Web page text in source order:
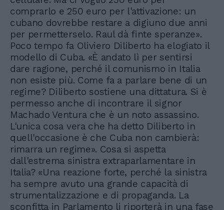
comprarlo e 250 euro per l'attivazione: un
cubano dovrebbe restare a digiuno due anni
per permetterselo. Raul dà finte speranze».
Poco tempo fa Oliviero Diliberto ha elogiato il
modello di Cuba. «È andato lì per sentirsi
dare ragione, perché il comunismo in Italia
non esiste più. Come fa a parlare bene di un
regime? Diliberto sostiene una dittatura. Si è
permesso anche di incontrare il signor
Machado Ventura che è un noto assassino.
L'unica cosa vera che ha detto Diliberto in
quell'occasione è che Cuba non cambierà:
rimarra un regime». Cosa si aspetta
dall'estrema sinistra extraparlamentare in
Italia? «Una reazione forte, perché la sinistra
ha sempre avuto una grande capacità di
strumentalizzazione e di propaganda. La
sconfitta in Parlamento li riporterà in una fase